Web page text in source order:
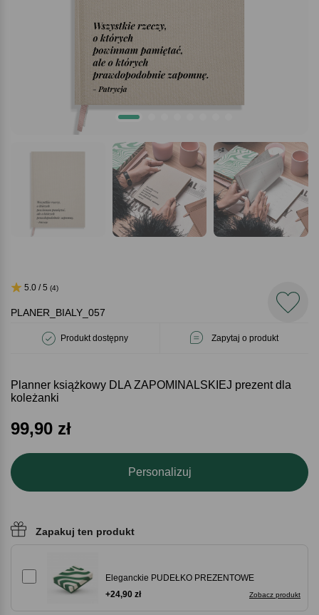
PLANER_BIALY_057
Produkt dostępny Zapytaj o produkt
5.0 / 5 (4)
Planner książkowy DLA ZAPOMINALSKIEJ prezent dla
koleżanki
99,90 zł
Personalizuj
Zapakuj ten produkt
Eleganckie PUDEŁKO PREZENTOWE
Zobacz produkt
+24,90 zł